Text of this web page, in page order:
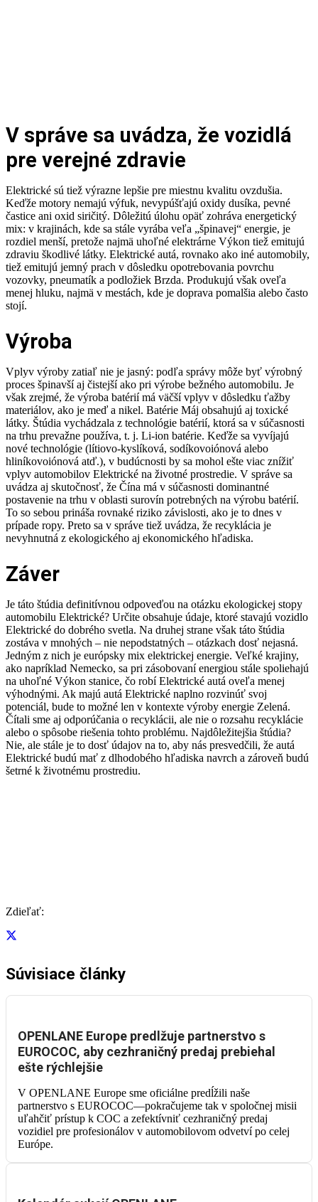
V správe sa uvádza, že vozidlá
pre verejné zdravie
Elektrické sú tiež výrazne lepšie pre miestnu kvalitu ovzdušia.
Keďže motory nemajú výfuk, nevypúšťajú oxidy dusíka, pevné
častice ani oxid siričitý. Dôležitú úlohu opäť zohráva energetický
mix: v krajinách, kde sa stále vyrába veľa „špinavej“ energie, je
rozdiel menší, pretože najmä uhoľné elektrárne Výkon tiež emitujú
zdraviu škodlivé látky. Elektrické autá, rovnako ako iné automobily,
tiež emitujú jemný prach v dôsledku opotrebovania povrchu
vozovky, pneumatík a podložiek Brzda. Produkujú však oveľa
menej hluku, najmä v mestách, kde je doprava pomalšia alebo často
stojí.
Výroba
Vplyv výroby zatiaľ nie je jasný: podľa správy môže byť výrobný
proces špinavší aj čistejší ako pri výrobe bežného automobilu. Je
však zrejmé, že výroba batérií má väčší vplyv v dôsledku ťažby
materiálov, ako je meď a nikel. Batérie Máj obsahujú aj toxické
látky. Štúdia vychádzala z technológie batérií, ktorá sa v súčasnosti
na trhu prevažne používa, t. j. Li-ion batérie. Keďže sa vyvíjajú
nové technológie (lítiovo-kyslíková, sodíkovoiónová alebo
hliníkovoiónová atď.), v budúcnosti by sa mohol ešte viac znížiť
vplyv automobilov Elektrické na životné prostredie. V správe sa
uvádza aj skutočnosť, že Čína má v súčasnosti dominantné
postavenie na trhu v oblasti surovín potrebných na výrobu batérií.
To so sebou prináša rovnaké riziko závislosti, ako je to dnes v
prípade ropy. Preto sa v správe tiež uvádza, že recyklácia je
nevyhnutná z ekologického aj ekonomického hľadiska.
Záver
Je táto štúdia definitívnou odpoveďou na otázku ekologickej stopy
automobilu Elektrické? Určite obsahuje údaje, ktoré stavajú vozidlo
Elektrické do dobrého svetla. Na druhej strane však táto štúdia
zostáva v mnohých – nie nepodstatných – otázkach dosť nejasná.
Jedným z nich je európsky mix elektrickej energie. Veľké krajiny,
ako napríklad Nemecko, sa pri zásobovaní energiou stále spoliehajú
na uhoľné Výkon stanice, čo robí Elektrické autá oveľa menej
výhodnými. Ak majú autá Elektrické naplno rozvinúť svoj
potenciál, bude to možné len v kontexte výroby energie Zelená.
Čítali sme aj odporúčania o recyklácii, ale nie o rozsahu recyklácie
alebo o spôsobe riešenia tohto problému. Najdôležitejšia štúdia?
Nie, ale stále je to dosť údajov na to, aby nás presvedčili, že autá
Elektrické budú mať z dlhodobého hľadiska navrch a zároveň budú
šetrné k životnému prostrediu.
Zdieľať:
Súvisiace články
OPENLANE Europe predlžuje partnerstvo s
EUROCOC, aby cezhraničný predaj prebiehal
ešte rýchlejšie
V OPENLANE Europe sme oficiálne predĺžili naše
partnerstvo s EUROCOC—pokračujeme tak v spoločnej misii
uľahčiť prístup k COC a zefektívniť cezhraničný predaj
vozidiel pre profesionálov v automobilovom odvetví po celej
Európe.